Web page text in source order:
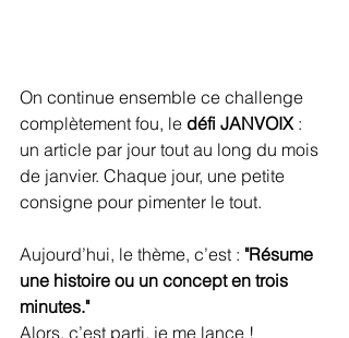
On continue ensemble ce challenge
complètement fou, le défi JANVOIX :
un article par jour tout au long du mois
de janvier. Chaque jour, une petite
consigne pour pimenter le tout.
Aujourd’hui, le thème, c’est : "Résume
une histoire ou un concept en trois
minutes."
Alors, c’est parti, je me lance !